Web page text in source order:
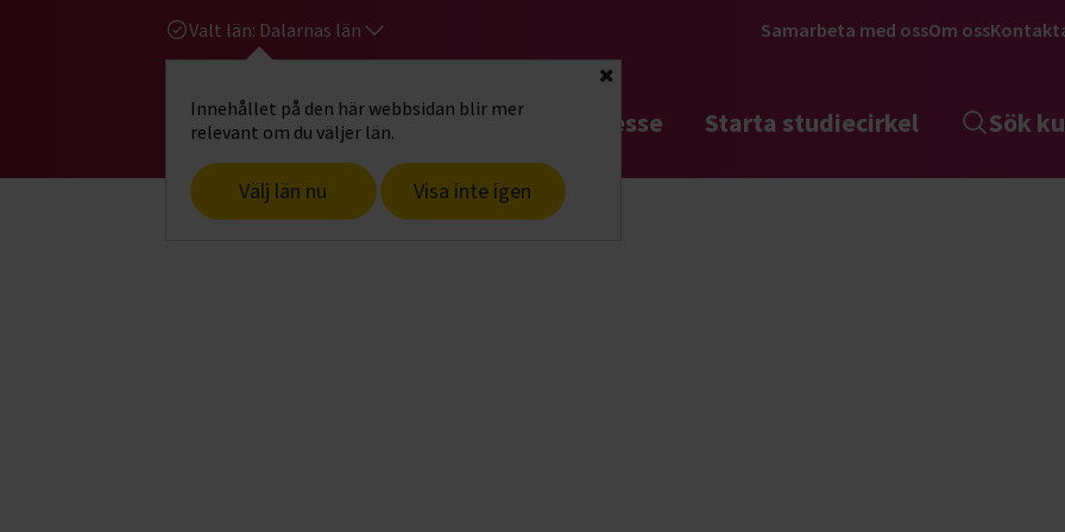
Valt län: Dalarnas län
Innehållet på den här webbsidan blir mer
relevant om du väljer län.
Välj län nu Visa inte igen
Stäng
Samarbeta med ossOm oss
Gå till studiefrämjandets startsidaHitta intresse Starta studiecirkel Sök